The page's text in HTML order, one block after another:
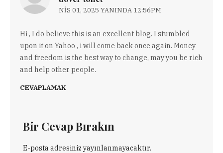
NIS 01, 2025 YANINDA 12:56PM
Hi , I do believe this is an excellent blog. I stumbled
upon it on Yahoo , i will come back once again. Money
and freedom is the best way to change, may you be rich
and help other people.
CEVAPLAMAK
Bir Cevap Bırakın
E-posta adresiniz yayınlanmayacaktır.